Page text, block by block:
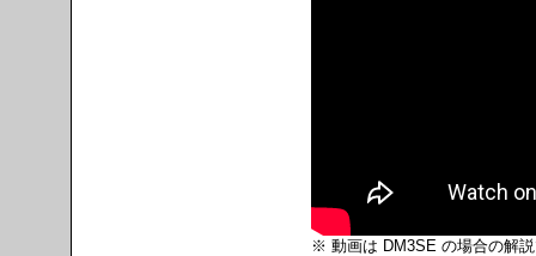
※ 動画は DM3SE の場合の解